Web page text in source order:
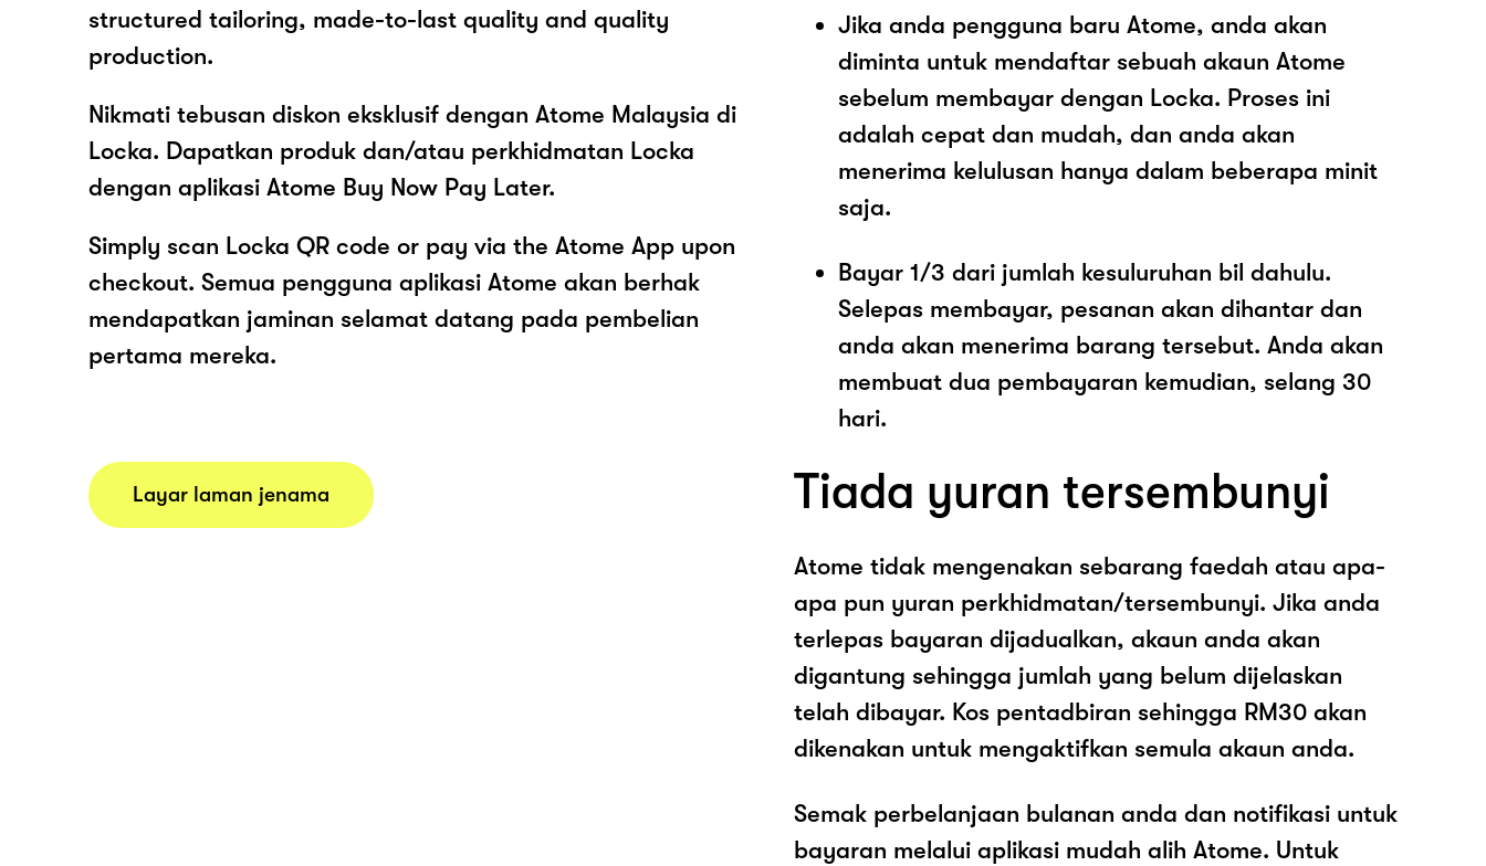
structured tailoring, made-to-last quality and quality
production.
Nikmati tebusan diskon eksklusif dengan Atome Malaysia di
Locka. Dapatkan produk dan/atau perkhidmatan Locka
dengan aplikasi Atome Buy Now Pay Later.
Simply scan Locka QR code or pay via the Atome App upon
checkout. Semua pengguna aplikasi Atome akan berhak
mendapatkan jaminan selamat datang pada pembelian
pertama mereka.
Layar laman jenama
Jika anda pengguna baru Atome, anda akan
diminta untuk mendaftar sebuah akaun Atome
sebelum membayar dengan Locka. Proses ini
adalah cepat dan mudah, dan anda akan
menerima kelulusan hanya dalam beberapa minit
saja.
Bayar 1/3 dari jumlah kesuluruhan bil dahulu.
Selepas membayar, pesanan akan dihantar dan
anda akan menerima barang tersebut. Anda akan
membuat dua pembayaran kemudian, selang 30
hari.
Tiada yuran tersembunyi
Atome tidak mengenakan sebarang faedah atau apa-
apa pun yuran perkhidmatan/tersembunyi. Jika anda
terlepas bayaran dijadualkan, akaun anda akan
digantung sehingga jumlah yang belum dijelaskan
telah dibayar. Kos pentadbiran sehingga RM30 akan
dikenakan untuk mengaktifkan semula akaun anda.
Semak perbelanjaan bulanan anda dan notifikasi untuk
bayaran melalui aplikasi mudah alih Atome. Untuk